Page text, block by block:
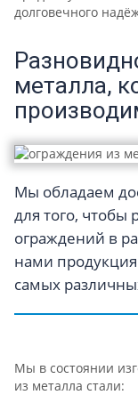
долговечного
металла,
Мы обладаем
для того, чтобы
ограждений в
нами
самых
Мы в состоянии
из металла стали: